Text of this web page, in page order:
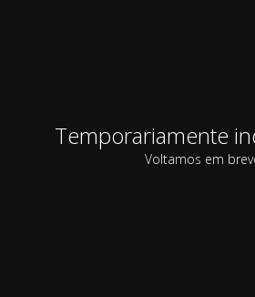
Temporariamente
Voltamos em